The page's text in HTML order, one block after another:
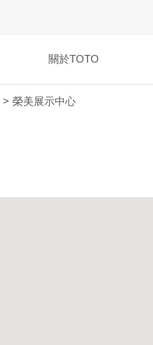
關於TOTO
榮美展示中心